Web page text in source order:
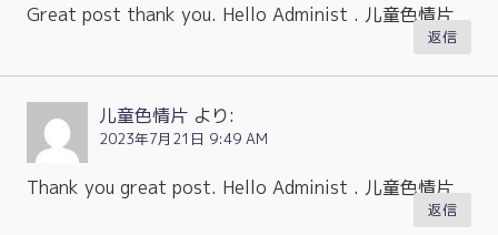
Great post thank you. Hello Administ . 儿童色情片
返信
儿童色情片 より:
2023年7月21日 9:49 AM
Thank you great post. Hello Administ . 儿童色情片
返信